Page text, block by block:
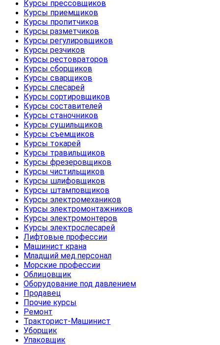
Курсы прессовщиков
Курсы приемщиков
Курсы пропитчиков
Курсы разметчиков
Курсы регулировщиков
Курсы резчиков
Курсы рестовраторов
Курсы сборщиков
Курсы сварщиков
Курсы слесарей
Курсы сортировщиков
Курсы составителей
Курсы станочников
Курсы сушильщиков
Курсы съемщиков
Курсы токарей
Курсы травильщиков
Курсы фрезеровщиков
Курсы чистильщиков
Курсы шлифовщиков
Курсы штамповщиков
Курсы электромехаников
Курсы электромонтажников
Курсы электромонтеров
Курсы электрослесарей
Лифтовые профессии
Машинист крана
Младщий мед.персонал
Морские профессии
Облицовщик
Оборудование под давлением
Продавец
Прочие курсы
Ремонт
Тракторист-Машинист
Уборщик
Упаковщик